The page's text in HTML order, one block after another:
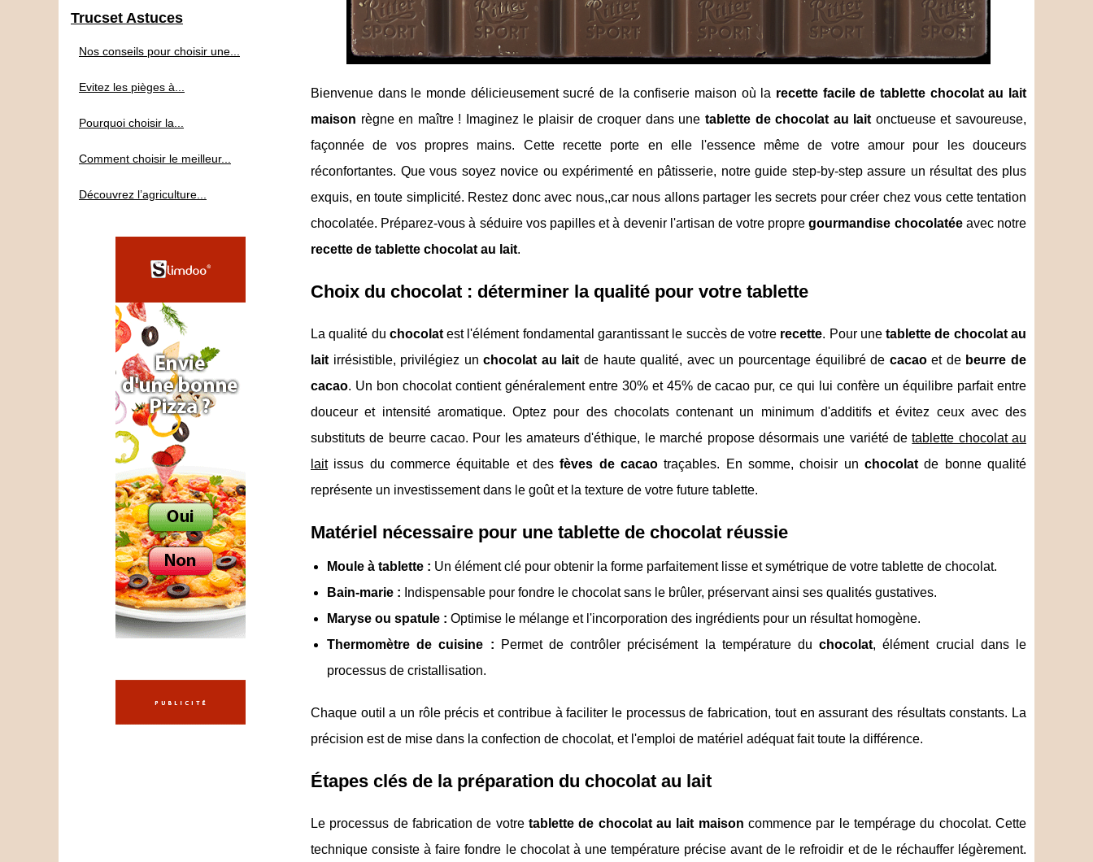
Bienvenue dans le monde délicieusement sucré de la confiserie maison où la recette facile de tablette chocolat au lait
maison règne en maître ! Imaginez le plaisir de croquer dans une tablette de chocolat au lait onctueuse et savoureuse,
façonnée de vos propres mains. Cette recette porte en elle l'essence même de votre amour pour les douceurs
réconfortantes. Que vous soyez novice ou expérimenté en pâtisserie, notre guide step-by-step assure un résultat des plus
exquis, en toute simplicité. Restez donc avec nous,,car nous allons partager les secrets pour créer chez vous cette tentation
chocolatée. Préparez-vous à séduire vos papilles et à devenir l'artisan de votre propregourmandise chocolatéeavec notre
recette de tablette chocolat au lait.
Choix du chocolat : déterminer la qualité pour votre tablette
La qualité du chocolatest l'élément fondamental garantissant le succès de votre recette. Pour unetablette de chocolat au
lait irrésistible, privilégiez unchocolat au lait de haute qualité, avec un pourcentage équilibré de cacaoet de beurre de
cacao. Un bon chocolat contient généralement entre 30% et 45% de cacao pur, ce qui lui confère un équilibre parfait entre
douceur et intensité aromatique. Optez pour des chocolats contenant un minimum d'additifs et évitez ceux avec des
substituts de beurre cacao. Pour les amateurs d'éthique, le marché propose désormais une variété detablette chocolat au
laitissus du commerce équitable et desfèves de cacao traçables. En somme, choisir unchocolat de bonne qualité
représente un investissement dans le goût et la texture de votre future tablette.
Matériel nécessaire pour une tablette de chocolat réussie
Moule à tablette : Un élément clé pour obtenir la forme parfaitement lisse et symétrique de votre tablette de chocolat.
Bain-marie : Indispensable pour fondre le chocolat sans le brûler, préservant ainsi ses qualités gustatives.
Maryse ou spatule : Optimise le mélange et l'incorporation des ingrédients pour un résultat homogène.
Thermomètre de cuisine : Permet de contrôler précisément la température duchocolat, élément crucial dans le
processus de cristallisation.
Chaque outil a un rôle précis et contribue à faciliter le processus de fabrication, tout en assurant des résultats constants. La
précision est de mise dans la confection de chocolat, et l'emploi de matériel adéquat fait toute la différence.
Étapes clés de la préparation du chocolat au lait
Le processus de fabrication de votre tablette de chocolat au lait maison commence par le tempérage du chocolat. Cette
technique consiste à faire fondre le chocolat à une température précise avant de le refroidir et de le réchauffer légèrement.
Trucset Astuces
Nos conseils pour choisir une...
Evitez les pièges à...
Pourquoi choisir la...
Comment choisir le meilleur...
Découvrez l’agriculture...